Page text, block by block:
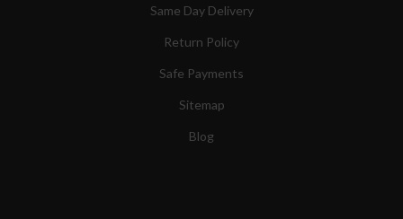
Same Day Delivery
Return Policy
Safe Payments
Sitemap
Blog